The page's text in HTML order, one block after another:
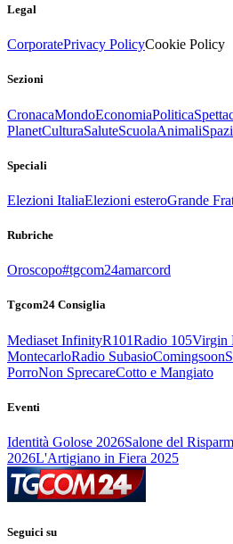
Legal
CorporatePrivacy PolicyCookie Policy
Sezioni
CronacaMondoEconomiaPolitica
PlanetCulturaSaluteScuolaAnimali
Speciali
Elezioni ItaliaElezioni esteroGrande
Rubriche
Oroscopo#tgcom24amarcord
Tgcom24 Consiglia
Mediaset InfinityR101Radio 105Virgin
MontecarloRadio SubasioComingsoon
PorroNon SprecareCotto e Mangiato
Eventi
Identità Golose 2026Salone del
2026L'Artigiano in Fiera 2025
Seguici su